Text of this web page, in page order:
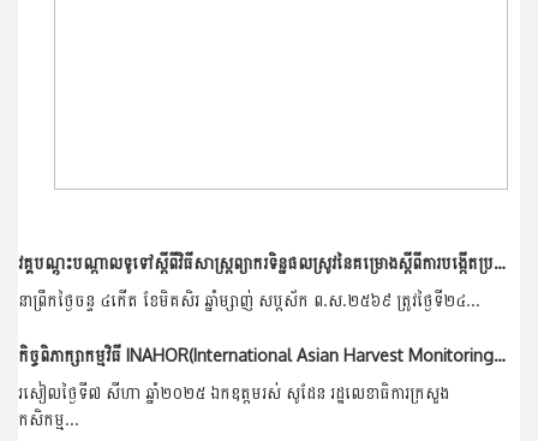
វគ្គបណ្តុះបណ្តាលទូទៅស្តីពីវិធីសាស្រ្តព្យាករទិន្នផលស្រូវនៃគម្រោងស្តីពីការបង្កើតប្រព័ន្ធព័ត៌មានសន្តិសុខស្បៀងអាស៊ាន និងការអភិវឌ្ឍធនធានមនុស្ស (ដំណាក់កាលទី៣)
នាព្រឹកថ្ងៃចន្ទ ៤កើត ខែមិគសិរ ឆ្នាំម្សាញ់ សប្តស័ក ព.ស.២៥៦៩ ត្រូវថ្ងៃទី២៤...
កិច្ចពិភាក្សាកម្មវិធី INAHOR(International Asian Harvest Monitoring System for Rice)ជាមួយភាគីជប៉ុន
រសៀលថ្ងៃទី៧ សីហា ឆ្នាំ២០២៥ ឯកឧត្តមរស់ សូដែន រដ្ឋលេខាធិការក្រសួង
កសិកម្ម...